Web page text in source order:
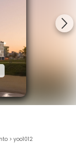
> yoo1012